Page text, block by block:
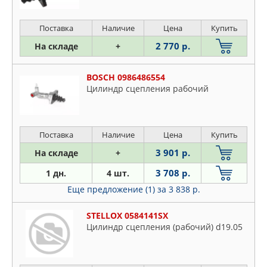
Поставка Наличие Цена Купить
На складе + 2 770 р.
BOSCH 0986486554
Цилиндр сцепления рабочий
Поставка Наличие Цена Купить
На складе + 3 901 р.
1 дн. 4 шт. 3 708 р.
Еще предложение (1) за 3 838 р.
STELLOX 0584141SX
Цилиндр сцепления (рабочий) d19.05